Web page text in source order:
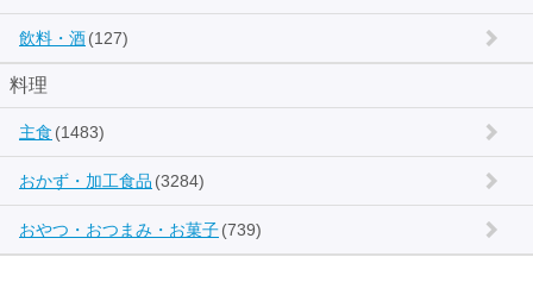
飲料・酒(127)
料理
主食 (1483)
おかず・加工食品 (3284)
おやつ・おつまみ・お菓子(739)